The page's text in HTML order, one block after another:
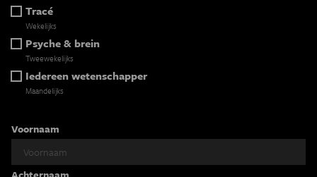
Tracé
Wekelijks
Psyche & brein
Tweewekelijks
Iedereen wetenschapper
Maandelijks
Voornaam